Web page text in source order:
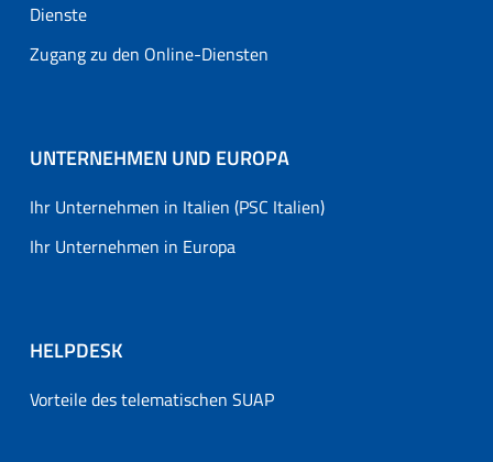
Dienste
Zugang zu den Online-Diensten
UNTERNEHMEN UND EUROPA
Ihr Unternehmen in Italien (PSC Italien)
Ihr Unternehmen in Europa
HELPDESK
Vorteile des telematischen SUAP